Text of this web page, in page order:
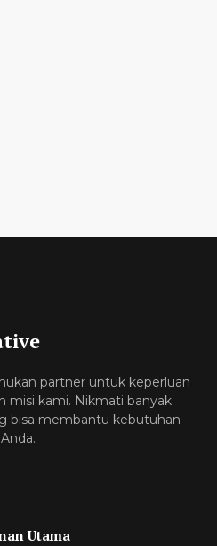
partner untuk keperluan
misi kami. Nikmati banyak
bisa membantu kebutuhan
Anda.
Utama